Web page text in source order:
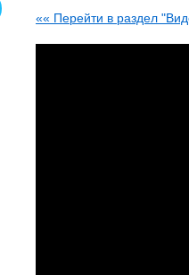
«« Перейти в раздел